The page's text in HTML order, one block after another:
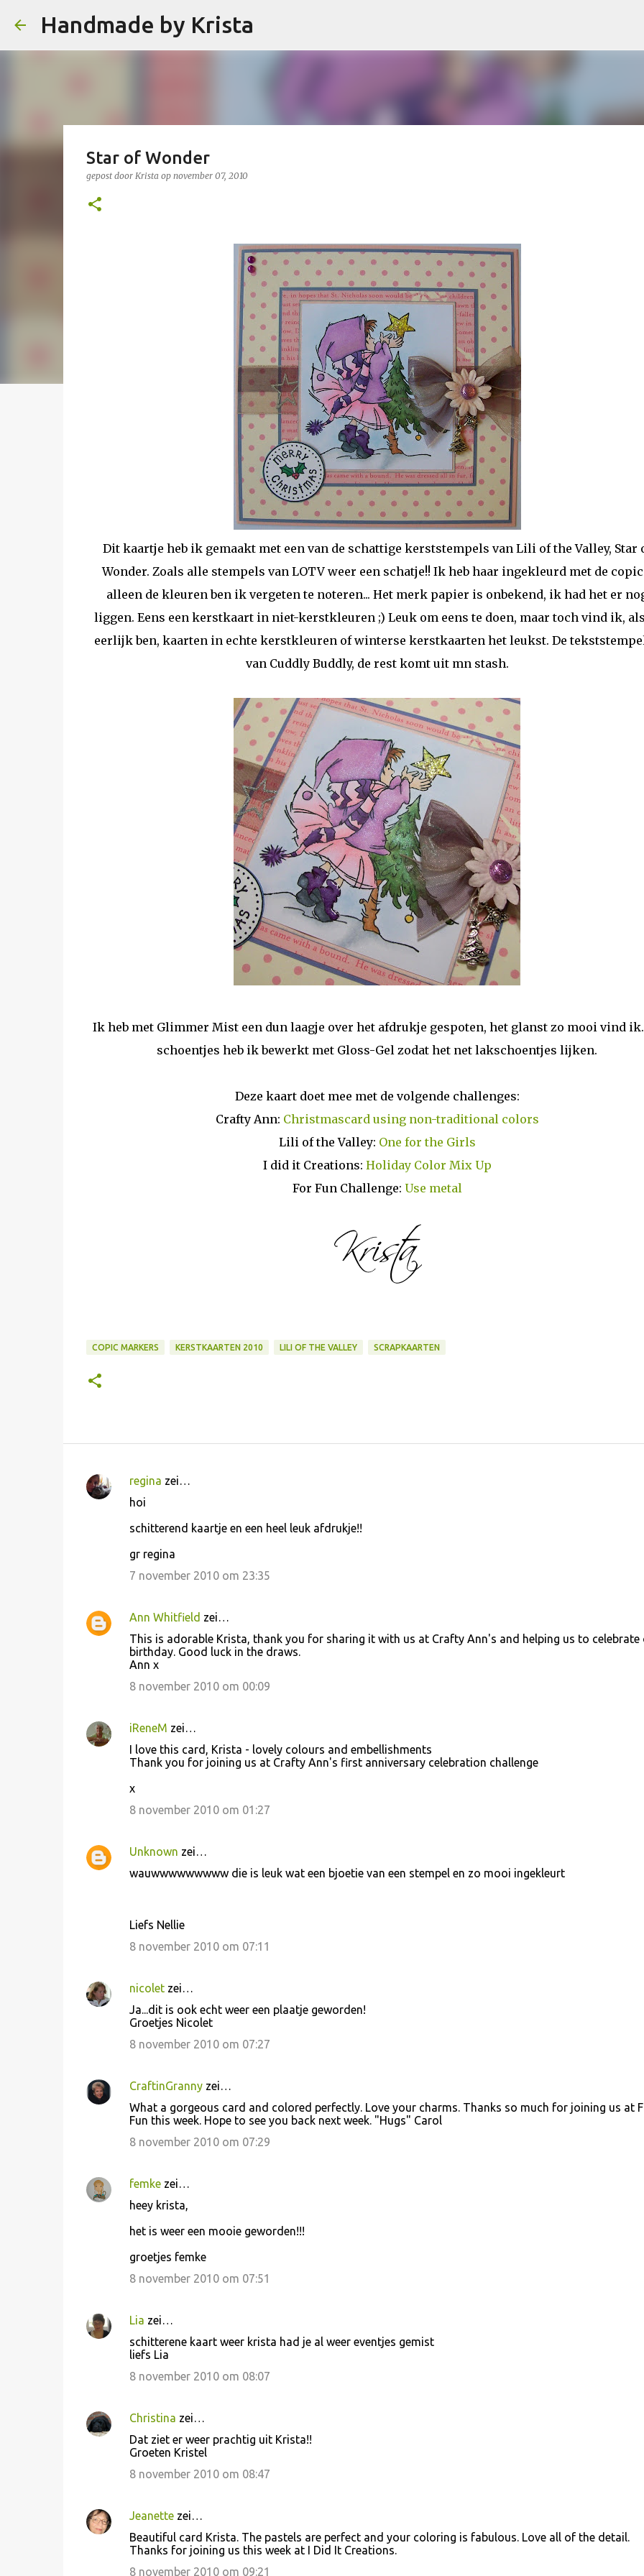
Handmade by Krista
Star of Wonder
gepost door Krista op november 07, 2010
Dit kaartje heb ik gemaakt met een van de schattige kerststempels van Lili of the Valley, Star
Wonder. Zoals alle stempels van LOTV weer een schatje!! Ik heb haar ingekleurd met de
alleen de kleuren ben ik vergeten te noteren... Het merk papier is onbekend, ik had het er
liggen. Eens een kerstkaart in niet-kerstkleuren ;) Leuk om eens te doen, maar toch vind ik,
eerlijk ben, kaarten in echte kerstkleuren of winterse kerstkaarten het leukst. De
van Cuddly Buddly, de rest komt uit mn stash.
Ik heb met Glimmer Mist een dun laagje over het afdrukje gespoten, het glanst zo mooi vind ik.
schoentjes heb ik bewerkt met Gloss-Gel zodat het net lakschoentjes lijken.
Deze kaart doet mee met de volgende challenges:
Crafty Ann: Christmascard using non-traditional colors
Lili of the Valley: One for the Girls
I did it Creations: Holiday Color Mix Up
For Fun Challenge: Use metal
COPIC MARKERS KERSTKAARTEN 2010 LILI OF THE VALLEY SCRAPKAARTEN
R
e
s
regina zei…
hoi
schitterend kaartje en een heel leuk afdrukje!!
gr regina
7 november 2010 om 23:35
Ann Whitfield zei…
This is adorable Krista, thank you for sharing it with us at Crafty Ann's and helping us to celebrate
birthday. Good luck in the draws.
Ann x
8 november 2010 om 00:09
iReneM zei…
I love this card, Krista - lovely colours and embellishments
Thank you for joining us at Crafty Ann's first anniversary celebration challenge
x
8 november 2010 om 01:27
Unknown zei…
wauwwwwwwwww die is leuk wat een bjoetie van een stempel en zo mooi ingekleurt
Liefs Nellie
8 november 2010 om 07:11
nicoletzei…
Ja...dit is ook echt weer een plaatje geworden!
Groetjes Nicolet
8 november 2010 om 07:27
CraftinGrannyzei…
What a gorgeous card and colored perfectly. Love your charms. Thanks so much for joining us at
Fun this week. Hope to see you back next week. "Hugs" Carol
8 november 2010 om 07:29
femkezei…
heey krista,
het is weer een mooie geworden!!!
groetjes femke
8 november 2010 om 07:51
Lia zei…
schitterene kaart weer krista had je al weer eventjes gemist
liefs Lia
8 november 2010 om 08:07
Christina zei…
Dat ziet er weer prachtig uit Krista!!
Groeten Kristel
8 november 2010 om 08:47
Jeanettezei…
Beautiful card Krista. The pastels are perfect and your coloring is fabulous. Love all of the detail.
Thanks for joining us this week at I Did It Creations.
8 november 2010 om 09:21